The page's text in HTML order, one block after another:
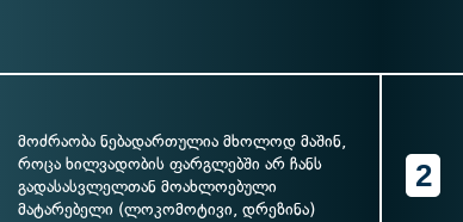
მოძრაობა ნებადართულია მხოლოდ მაშინ,
როცა ხილვადობის ფარგლებში არ ჩანს
გადასასვლელთან მოახლოებული
მატარებელი (ლოკომოტივი, დრეზინა)
2